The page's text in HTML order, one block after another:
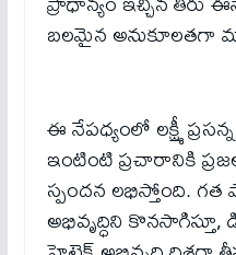
బలమైన అనుకూలతగా
ఈ నేపధ్యంలో లక్ష్మీ
ఇంటింటి ప్రచారానికి
స్పందన లభిస్తోంది.
అభివృద్ధిని